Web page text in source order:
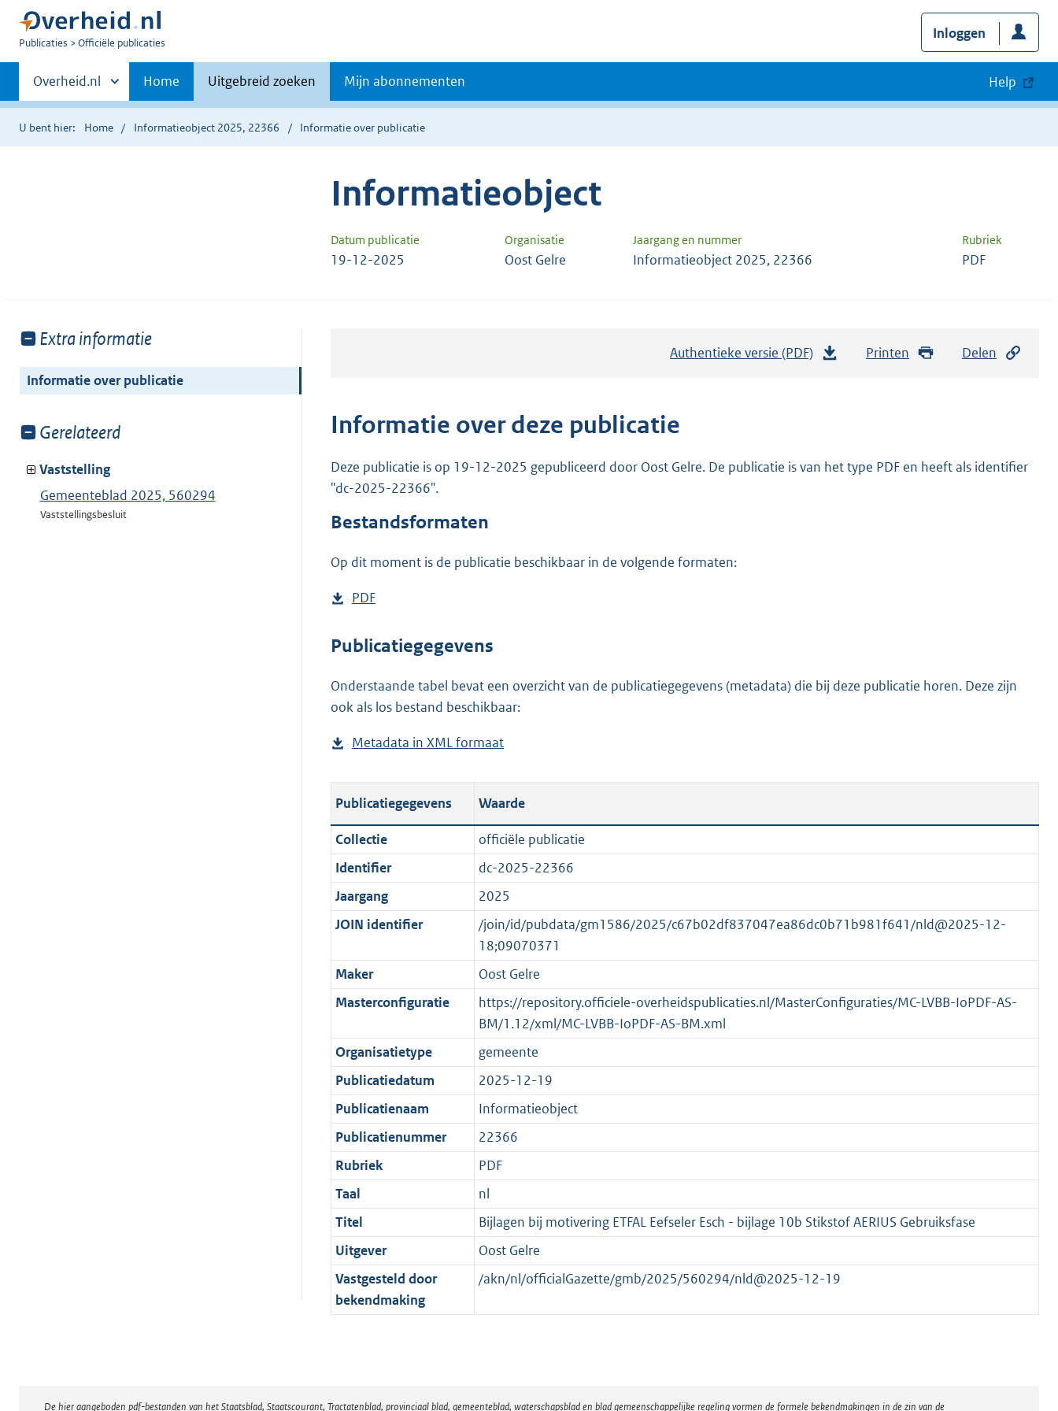
U
Publicaties Officiële publicaties
Inloggen
Primaire
navigatie
Andere
sites
binnen
Overheid.nl Home Uitgebreid zoeken Mijn abonnementen Help
U bent hier: Home Informatieobject 2025, 22366 Informatie over publicatie
Informatieobject
Datum publicatie Organisatie Jaargang en nummer Rubriek
19-12-2025 Oost Gelre Informatieobject 2025, 22366 PDF
Toon
van:
Extra informatie
Informatie over publicatie
Toon
van:
Gerelateerd
Vaststelling
Gemeenteblad 2025, 560294
Vaststellingsbesluit
Authentieke versie (PDF)
o
k
n
Printen Delen
Informatie over deze publicatie
Deze publicatie is op 19-12-2025 gepubliceerd door Oost Gelre. De publicatie is van het type PDF en heeft als identifier
"dc-2025-22366".
Bestandsformaten
Op dit moment is de publicatie beschikbaar in de volgende formaten:
D
w
l
o
d
b
l
i
c
a
t
e
i
n
o
r
m
a
a
t
PDF
s
a
n
s
o
o
t
t
e
:
n
e
e
n
d
Publicatiegegevens
Onderstaande tabel bevat een overzicht van de publicatiegegevens (metadata) die bij deze publicatie horen. Deze zijn
ook als los bestand beschikbaar:
Metadata in XML formaat
s
t
a
n
d
s
g
r
o
o
t
t
e
:
2
K
b
Publicatiegegevens Waarde
Collectie
officiële publicatie
Identifier
dc-2025-22366
Jaargang
2025
JOIN identifier
/join/id/pubdata/gm1586/2025/c67b02df837047ea86dc0b71b981f641/nld@2025-12-
18;09070371
Maker
Oost Gelre
Masterconfiguratie
https://repository.officiele-overheidspublicaties.nl/MasterConfiguraties/MC-LVBB-IoPDF-AS-
BM/1.12/xml/MC-LVBB-IoPDF-AS-BM.xml
Organisatietype
gemeente
Publicatiedatum
2025-12-19
Publicatienaam
Informatieobject
Publicatienummer
22366
Rubriek
PDF
Taal
nl
Titel
Bijlagen bij motivering ETFAL Eefseler Esch - bijlage 10b Stikstof AERIUS Gebruiksfase
Uitgever
Oost Gelre
Vastgesteld door
bekendmaking
/akn/nl/officialGazette/gmb/2025/560294/nld@2025-12-19
De hier aangeboden pdf-bestanden van het Staatsblad, Staatscourant, Tractatenblad, provinciaal blad, gemeenteblad, waterschapsblad en blad gemeenschappelijke regeling vormen de formele bekendmakingen in de zin van de